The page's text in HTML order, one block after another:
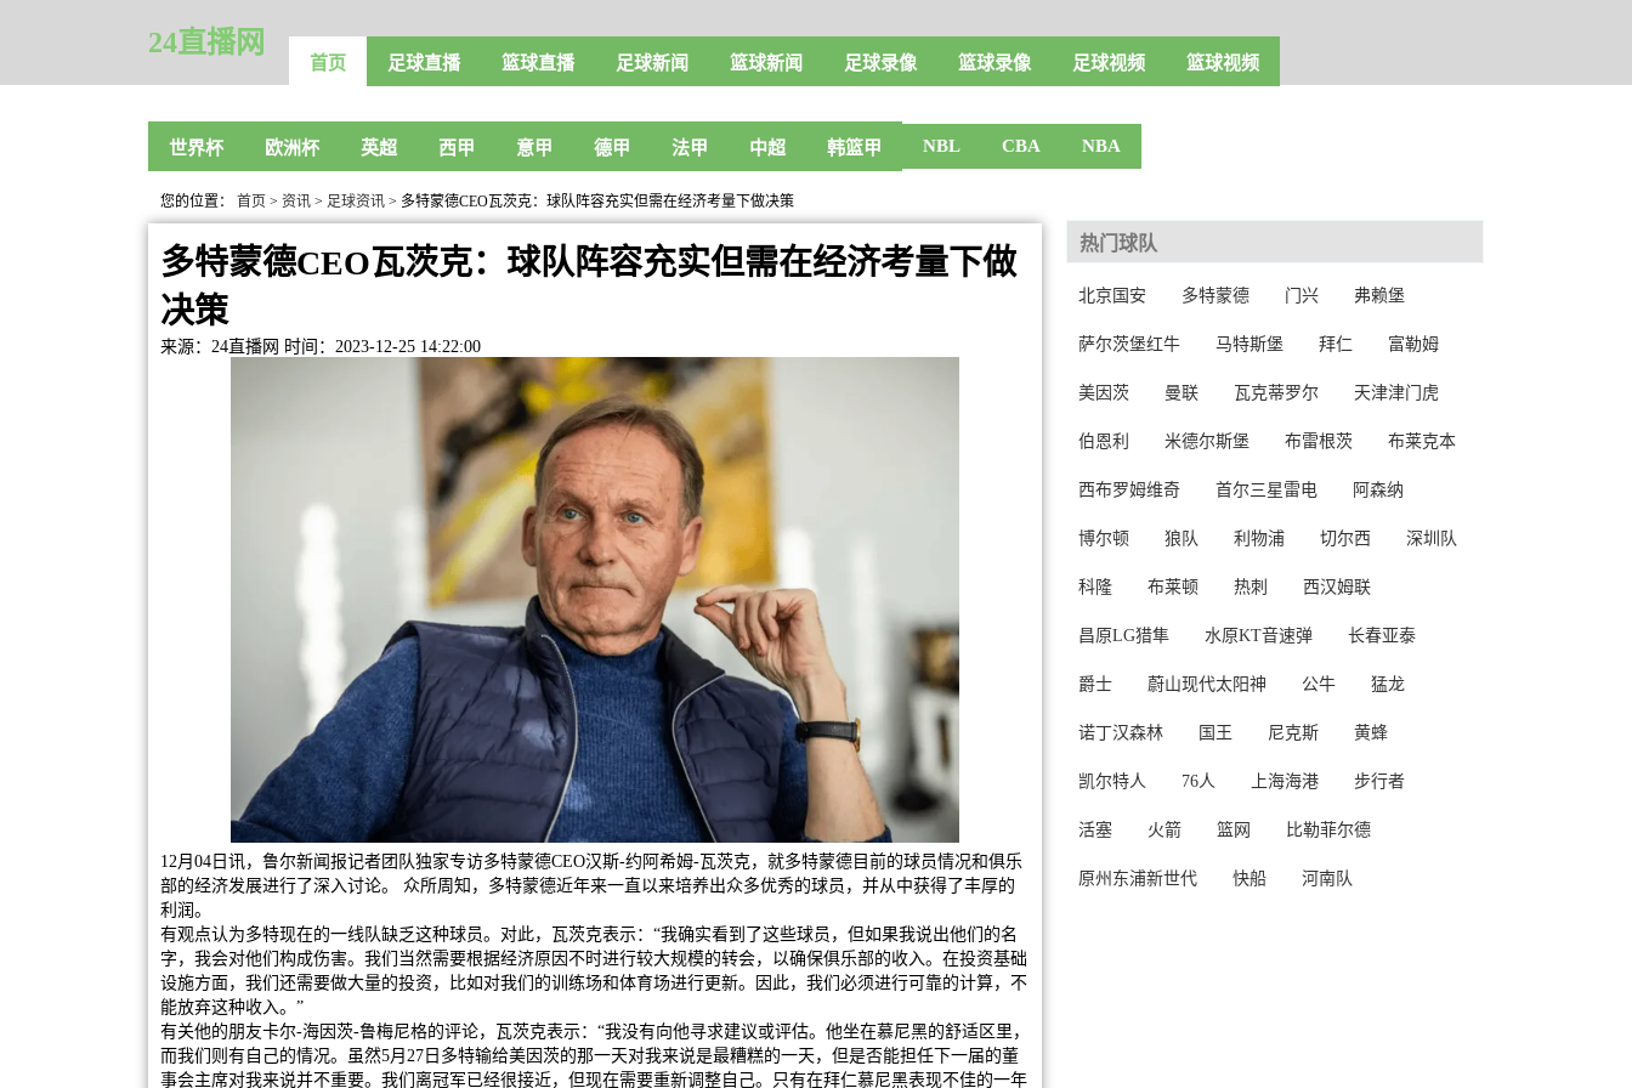
24直播网
首页 足球直播 篮球直播 足球新闻 篮球新闻 足球录像 篮球录像 足球视频 篮球视频
世界杯 欧洲杯 英超 西甲 意甲 德甲 法甲 中超 韩篮甲 NBL CBA NBA
您的位置： 首页 > 资讯 > 足球资讯 > 多特蒙德CEO瓦茨克：球队阵容充实但需在经济考量下做决策
多特蒙德CEO瓦茨克：球队阵容充实但需在经济考量下做
决策
来源：24直播网 时间：2023-12-25 14:22:00
12月04日讯，鲁尔新闻报记者团队独家专访多特蒙德CEO汉斯-约阿希姆-瓦茨克，就多特蒙德目前的球员情况和俱乐
部的经济发展进行了深入讨论。 众所周知，多特蒙德近年来一直以来培养出众多优秀的球员，并从中获得了丰厚的
利润。
有观点认为多特现在的一线队缺乏这种球员。对此，瓦茨克表示：“我确实看到了这些球员，但如果我说出他们的名
字，我会对他们构成伤害。我们当然需要根据经济原因不时进行较大规模的转会，以确保俱乐部的收入。在投资基础
设施方面，我们还需要做大量的投资，比如对我们的训练场和体育场进行更新。因此，我们必须进行可靠的计算，不
能放弃这种收入。”
有关他的朋友卡尔-海因茨-鲁梅尼格的评论，瓦茨克表示：“我没有向他寻求建议或评估。他坐在慕尼黑的舒适区里，
而我们则有自己的情况。虽然5月27日多特输给美因茨的那一天对我来说是最糟糕的一天，但是否能担任下一届的董
事会主席对我来说并不重要。我们离冠军已经很接近，但现在需要重新调整自己。只有在拜仁慕尼黑表现不佳的一年
热门球队
北京国安 多特蒙德 门兴 弗赖堡
萨尔茨堡红牛 马特斯堡 拜仁 富勒姆
美因茨 曼联 瓦克蒂罗尔 天津津门虎
伯恩利 米德尔斯堡 布雷根茨 布莱克本
西布罗姆维奇 首尔三星雷电 阿森纳
博尔顿 狼队 利物浦 切尔西 深圳队
科隆 布莱顿 热刺 西汉姆联
昌原LG猎隼 水原KT音速弹 长春亚泰
爵士 蔚山现代太阳神 公牛 猛龙
诺丁汉森林 国王 尼克斯 黄蜂
凯尔特人 76人 上海海港 步行者
活塞 火箭 篮网 比勒菲尔德
原州东浦新世代 快船 河南队